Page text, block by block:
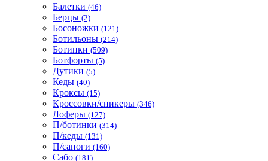
Балетки (46)
Берцы (2)
Босоножки (121)
Ботильоны (214)
Ботинки (509)
Ботфорты (5)
Дутики (5)
Кеды (40)
Кроксы (15)
Кроссовки/сникеры (346)
Лоферы (127)
П/ботинки (314)
П/кеды (131)
П/сапоги (160)
Сабо (181)